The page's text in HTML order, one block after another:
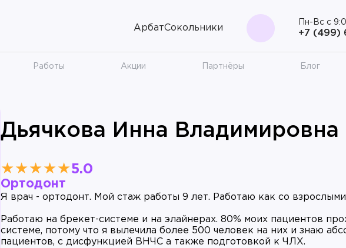
АрбатСокольники Поиск
Пн-Вс с
+7 (499)
Работы Акции Партнёры Блог
Дьячкова Инна Владимировна
★★★★★5.0
Ортодонт
Я врач - ортодонт. Мой стаж работы 9 лет. Работаю как со
Работаю на брекет-системе и на элайнерах. 80% моих пациентов
системе, потому что я вылечила более 500 человек на них и знаю
пациентов, с дисфункцией ВНЧС а также подготовкой к ЧЛХ.